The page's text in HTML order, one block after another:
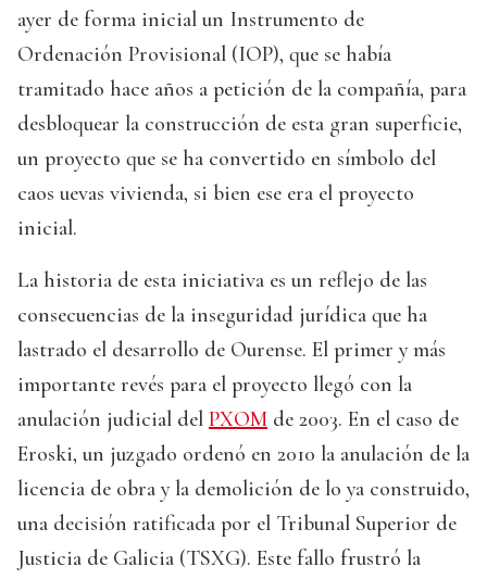
ayer de forma inicial un Instrumento de
Ordenación Provisional (IOP), que se había
tramitado hace años a petición de la compañía, para
desbloquear la construcción de esta gran superficie,
un proyecto que se ha convertido en símbolo del
caos uevas vivienda, si bien ese era el proyecto
inicial.
La historia de esta iniciativa es un reflejo de las
consecuencias de la inseguridad jurídica que ha
lastrado el desarrollo de Ourense. El primer y más
importante revés para el proyecto llegó con la
anulación judicial del PXOM de 2003. En el caso de
Eroski, un juzgado ordenó en 2010 la anulación de la
licencia de obra y la demolición de lo ya construido,
una decisión ratificada por el Tribunal Superior de
Justicia de Galicia (TSXG). Este fallo frustró la